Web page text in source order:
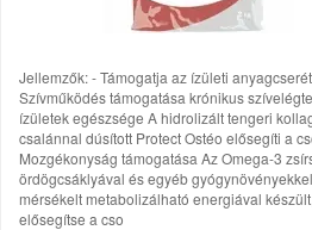
Jellemzők: - Támogatja az ízületi
Szívműködés támogatása krónikus
ízületek egészsége A hidrolizált tengeri
csalánnal dúsított Protect Ostéo elősegíti a
Mozgékonyság támogatása Az Omega-3
ördögcsáklyával és egyéb
mérsékelt metabolizálható energiával
elősegítse a cso